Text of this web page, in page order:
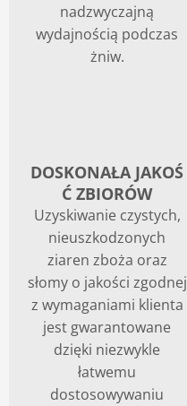
nadzwyczajną
wydajnością podczas
żniw.
DOSKONAŁA JAKOŚ
Ć ZBIORÓW
Uzyskiwanie czystych,
nieuszkodzonych
ziaren zboża oraz
słomy o jakości zgodnej
z wymaganiami klienta
jest gwarantowane
dzięki niezwykle
łatwemu
dostosowywaniu
Blog